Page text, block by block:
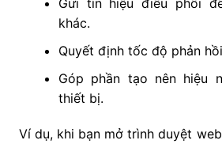
khác.
Quyết định tốc độ phản
Góp phần tạo nên hiệu
thiết bị.
Ví dụ, khi bạn mở trình duyệt